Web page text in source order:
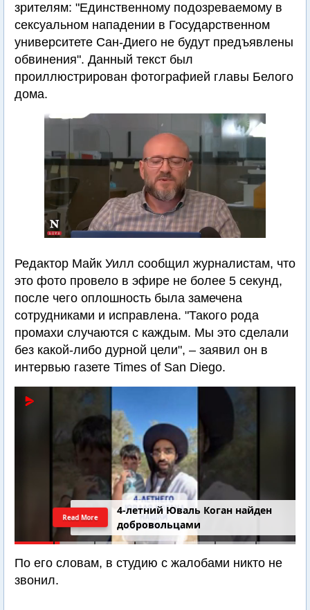
зрителям: "Единственному подозреваемому в
сексуальном нападении в Государственном
университете Сан-Диего не будут предъявлены
обвинения". Данный текст был
проиллюстрирован фотографией главы Белого
дома.
Редактор Майк Уилл сообщил журналистам, что
это фото провело в эфире не более 5 секунд,
после чего оплошность была замечена
сотрудниками и исправлена. "Такого рода
промахи случаются с каждым. Мы это сделали
без какой-либо дурной цели", – заявил он в
интервью газете Times of San Diego.
4-летний Юваль Коган найден
добровольцами
Read More
По его словам, в студию с жалобами никто не
звонил.